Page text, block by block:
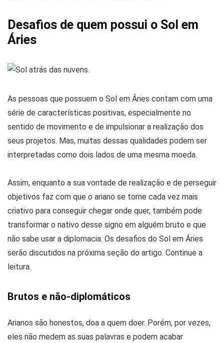
Desafios de quem possui o Sol em
Áries
As pessoas que possuem o Sol em Áries contam com uma
série de características positivas, especialmente no
sentido de movimento e de impulsionar a realização dos
seus projetos. Mas, muitas dessas qualidades podem ser
interpretadas como dois lados de uma mesma moeda.
Assim, enquanto a sua vontade de realização e de perseguir
objetivos faz com que o ariano se torne cada vez mais
criativo para conseguir chegar onde quer, também pode
transformar o nativo desse signo em alguém bruto e que
não sabe usar a diplomacia. Os desafios do Sol em Áries
serão discutidos na próxima seção do artigo. Continue a
leitura.
Brutos e não-diplomáticos
Arianos são honestos, doa a quem doer. Porém, por vezes,
eles não medem as suas palavras e podem acabar